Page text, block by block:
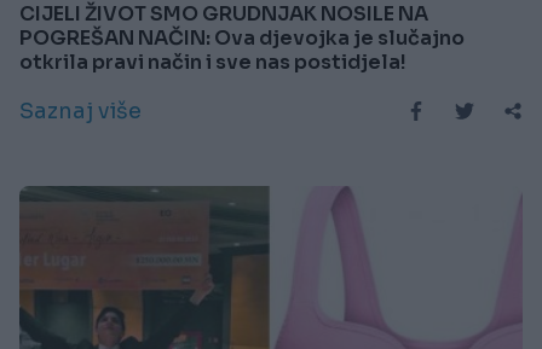
CIJELI ŽIVOT SMO GRUDNJAK NOSILE NA
POGREŠAN NAČIN: Ova djevojka je slučajno
otkrila pravi način i sve nas postidjela!
Saznaj više